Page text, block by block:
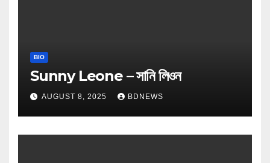
BIO
Sunny Leone – সানি লিওন
AUGUST 8, 2025 BDNEWS